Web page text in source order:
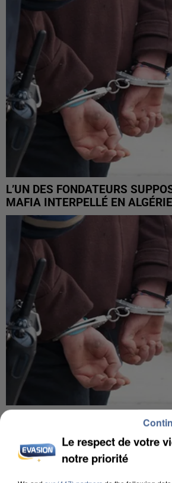
L’UN DES FONDATEURS
MAFIA INTERPELLÉ EN ALGÉRIE
UN SECOND CADRE DE LA DZ
Le respect de votre
notre priorité